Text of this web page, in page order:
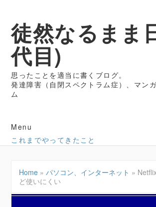
徒然なるまま
代目)
思ったことを適当に書くブログ。
発達障害（自閉スペクトラム症）、マン
ム
Menu
これまでやってきたこと
Home »パソコン、インターネット »
ど使いにくい